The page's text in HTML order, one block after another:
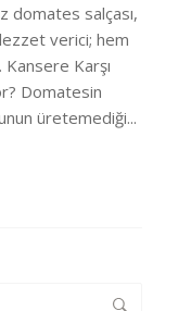
domates salçası,
verici; hem
Kansere Karşı
Domatesin
üretemediği...